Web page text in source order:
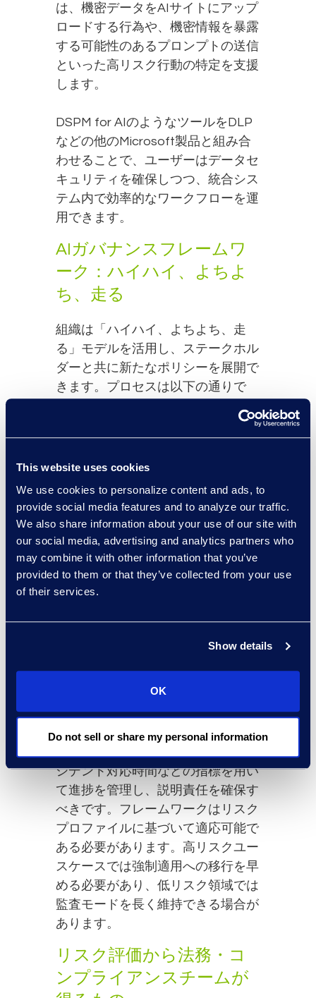
This website uses cookies
We use cookies to personalize content and ads, to
provide social media features and to analyze our traffic.
We also share information about your use of our site with
our social media, advertising and analytics partners who
may combine it with other information that you’ve
provided to them or that they’ve collected from your use
of their services.
Show details
OK
Do not sell or share my personal information
は、機密データをAIサイトにアップ
ロードする行為や、機密情報を暴露
する可能性のあるプロンプトの送信
といった高リスク行動の特定を支援
します。
DSPM for AIのようなツールをDLP
などの他のMicrosoft製品と組み合
わせることで、ユーザーはデータセ
キュリティを確保しつつ、統合シス
テム内で効率的なワークフローを運
用できます。
AIガバナンスフレームワ
ーク：ハイハイ、よちよ
ち、走る
組織は「ハイハイ、よちよち、走
る」モデルを活用し、ステークホル
ダーと共に新たなポリシーを展開で
きます。プロセスは以下の通りで
ハイハイ：監査モードでポリ
に動作を観察します。
よちよち：ステークホルダー
が新規ポリシーに違反した際
に監視・警告しますが、動作
をブロックしません。
走る：ポリシーを強制適用
し、リスクのある行動をブロ
アンスを確保する。
はセキュリティと利便性のバランス
を取りつつ、戦略的なAIガバナンス
フレームワークを構築しながら混乱
を回避できます。各段階では、ポリ
シデント対応時間などの指標を用い
て進捗を管理し、説明責任を確保す
べきです。フレームワークはリスク
プロファイルに基づいて適応可能で
ある必要があります。高リスクユー
スケースでは強制適用への移行を早
める必要があり、低リスク領域では
監査モードを長く維持できる場合が
あります。
リスク評価から法務・コ
ンプライアンスチームが